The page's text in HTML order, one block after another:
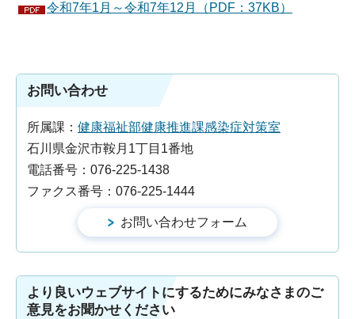
令和7年1月～令和7年12月（PDF：37KB）
お問い合わせ
所属課： 健康福祉部健康推進課感染症対策室
石川県金沢市鞍月1丁目1番地
電話番号：076-225-1438
ファクス番号：076-225-1444
より良いウェブサイトにするためにみなさまのご
意見をお聞かせください